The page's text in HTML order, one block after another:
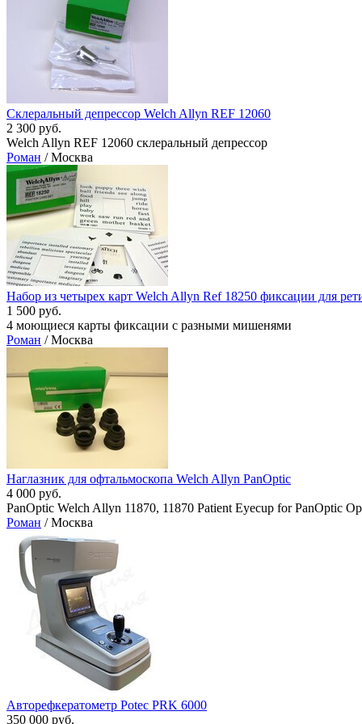
Склеральный депрессор Welch Allyn REF 12060
2 300 руб.
Welch Allyn REF 12060 склеральный депрессор
Роман / Москва
Набор из четырех карт Welch Allyn Ref 18250 фиксации для
1 500 руб.
4 моющиеся карты фиксации с разными мишенями
Роман / Москва
Наглазник для офтальмоскопа Welch Allyn PanOptic
4 000 руб.
PanOptic Welch Allyn 11870, 11870 Patient Eyecup for PanOptic
Роман / Москва
Авторефкератометр Potec PRK 6000
350 000 руб.